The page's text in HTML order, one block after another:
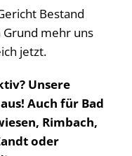
Bestand
Grund mehr uns
jetzt.
Unsere
Auch für Bad
Rimbach,
oder